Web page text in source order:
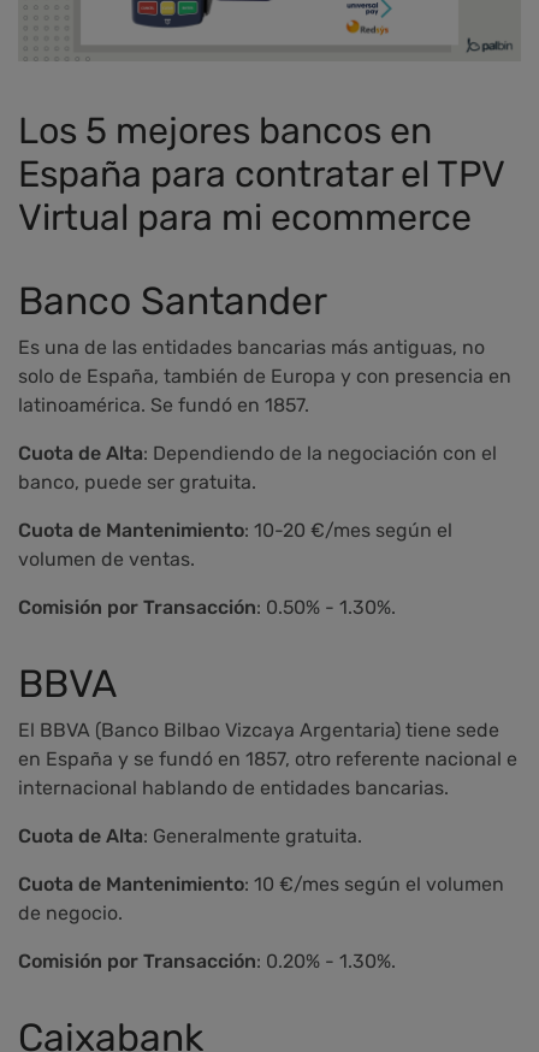
Los 5 mejores bancos en
España para contratar el TPV
Virtual para mi ecommerce
Banco Santander
Es una de las entidades bancarias más antiguas, no
solo de España, también de Europa y con presencia en
latinoamérica. Se fundó en 1857.
Cuota de Alta: Dependiendo de la negociación con el
banco, puede ser gratuita.
Cuota de Mantenimiento: 10-20 €/mes según el
volumen de ventas.
Comisión por Transacción: 0.50% - 1.30%.
BBVA
El BBVA (Banco Bilbao Vizcaya Argentaria) tiene sede
en España y se fundó en 1857, otro referente nacional e
internacional hablando de entidades bancarias.
Cuota de Alta: Generalmente gratuita.
Cuota de Mantenimiento: 10 €/mes según el volumen
de negocio.
Comisión por Transacción: 0.20% - 1.30%.
Caixabank